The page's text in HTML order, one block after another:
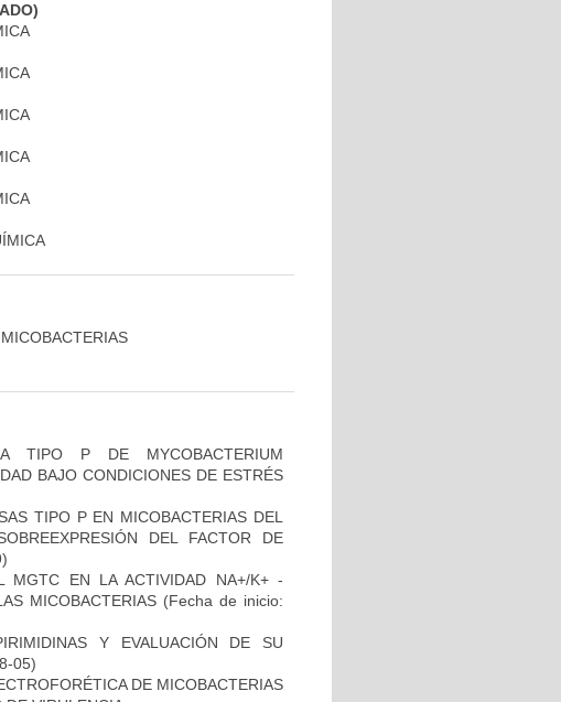
TIPO P DE MYCOBACTERIUM
BAJO CONDICIONES DE ESTRÉS
TIPO P EN MICOBACTERIAS DEL
DEL FACTOR DE
MGTC EN LA ACTIVIDAD NA+/K+ -
MICOBACTERIAS(Fecha de inicio:
Y EVALUACIÓN DE SU
05)
DE MICOBACTERIAS